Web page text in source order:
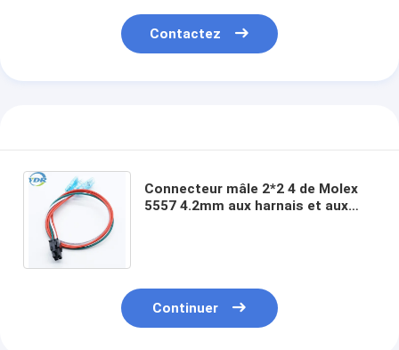
Contactez
Connecteur mâle 2*2 4 de Molex
5557 4.2mm aux harnais et aux
Continuer